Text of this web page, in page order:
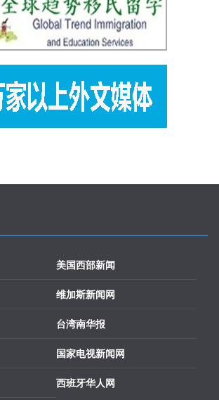
美国西部新闻
维加斯新闻网
台湾南华报
国家电视新闻网
西班牙华人网